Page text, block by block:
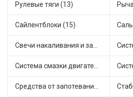
Рулевые тяги (13)
Сайлентблоки (15)
Свечи накаливания и зажигания (22)
Система смазки двигателя (2)
Средства от запотевания и размораживатели стекла (1)